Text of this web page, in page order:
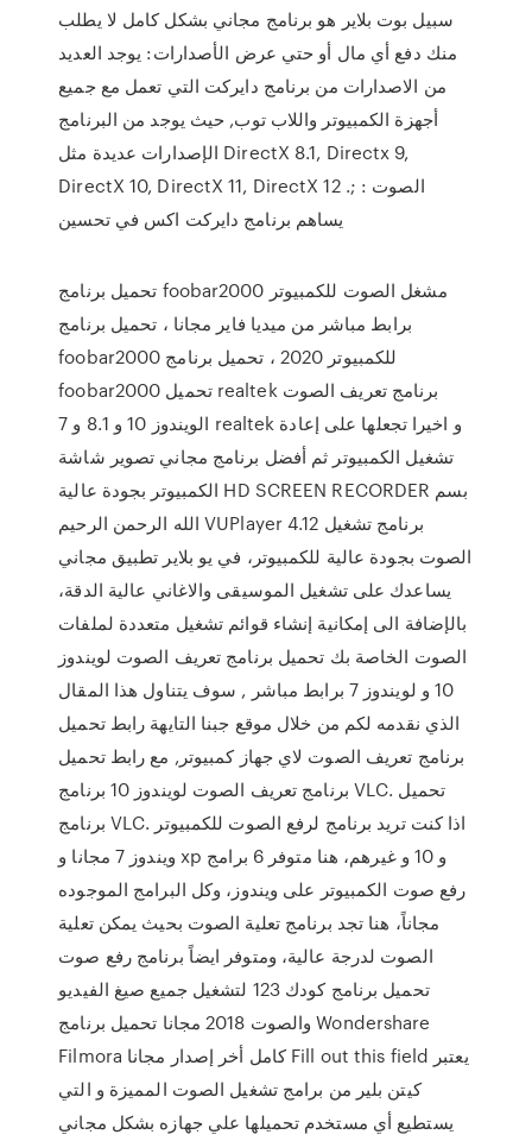
سبيل بوت بلاير هو برنامج مجاني بشكل كامل لا يطلب
منك دفع أي مال أو حتي عرض الأصدارات: يوجد العديد
من الاصدارات من برنامج دايركت التي تعمل مع جميع
أجهزة الكمبيوتر واللاب توب, حيث يوجد من البرنامج
الإصدارات عديدة مثل DirectX 8.1, Directx 9,
DirectX 10, DirectX 11, DirectX 12 .; الصوت :
يساهم برنامج دايركت اكس في تحسين
تحميل برنامج foobar2000 مشغل الصوت للكمبيوتر
برابط مباشر من ميديا فاير مجانا ، تحميل برنامج
foobar2000 للكمبيوتر 2020 ، تحميل برنامج
foobar2000 تحميل realtek برنامج تعريف الصوت
الويندوز 10 و 8.1 و 7 realtek و اخيرا تجعلها على إعادة
تشغيل الكمبيوتر ثم أفضل برنامج مجاني تصوير شاشة
الكمبيوتر بجودة عالية HD SCREEN RECORDER بسم
الله الرحمن الرحيم VUPlayer 4.12 برنامج تشغيل
الصوت بجودة عالية للكمبيوتر، في يو بلاير تطبيق مجاني
يساعدك على تشغيل الموسيقى والاغاني عالية الدقة،
بالإضافة الى إمكانية إنشاء قوائم تشغيل متعددة لملفات
الصوت الخاصة بك تحميل برنامج تعريف الصوت لويندوز
10 و لويندوز 7 برابط مباشر , سوف يتناول هذا المقال
الذي نقدمه لكم من خلال موقع جبنا التايهة رابط تحميل
برنامج تعريف الصوت لاي جهاز كمبيوتر, مع رابط تحميل
برنامج تعريف الصوت لويندوز 10 برنامج VLC. تحميل
برنامج VLC. اذا كنت تريد برنامج لرفع الصوت للكمبيوتر
ويندوز 7 مجانا و xp و 10 و غيرهم، هنا متوفر 6 برامج
رفع صوت الكمبيوتر على ويندوز، وكل البرامج الموجوده
مجاناً، هنا تجد برنامج تعلية الصوت بحيث يمكن تعلية
الصوت لدرجة عالية، ومتوفر ايضاً برنامج رفع صوت
تحميل برنامج كودك 123 لتشغيل جميع صيغ الفيديو
والصوت 2018 مجانا تحميل برنامج Wondershare
Filmora كامل أخر إصدار مجانا Fill out this field يعتبر
كيتن بلير من برامج تشغيل الصوت المميزة و التي
يستطيع أي مستخدم تحميلها علي جهازه بشكل مجاني